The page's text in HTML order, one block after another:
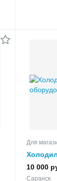
Для
10 000
Саранск